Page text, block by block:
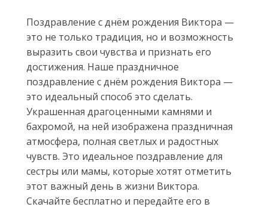
Поздравление с днём рождения Виктора —
это не только традиция, но и возможность
выразить свои чувства и признать его
достижения. Наше праздничное
поздравление с днём рождения Виктора —
это идеальный способ это сделать.
Украшенная драгоценными камнями и
бахромой, на ней изображена праздничная
атмосфера, полная светлых и радостных
чувств. Это идеальное поздравление для
сестры или мамы, которые хотят отметить
этот важный день в жизни Виктора.
Скачайте бесплатно и передайте его в